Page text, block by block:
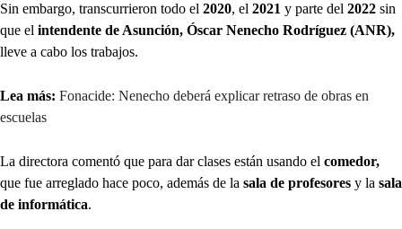
Sin embargo, transcurrieron todo el 2020, el 2021 y parte del 2022 sin
que el intendente de Asunción, Óscar Nenecho Rodríguez (ANR),
lleve a cabo los trabajos.
Lea más: Fonacide: Nenecho deberá explicar retraso de obras en
escuelas
La directora comentó que para dar clases están usando el comedor,
que fue arreglado hace poco, además de la sala de profesores y la sala
de informática.